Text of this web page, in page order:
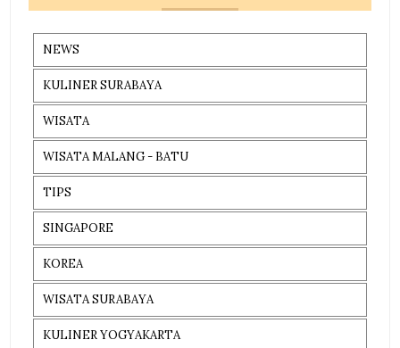
NEWS
KULINER SURABAYA
WISATA
WISATA MALANG - BATU
TIPS
SINGAPORE
KOREA
WISATA SURABAYA
KULINER YOGYAKARTA